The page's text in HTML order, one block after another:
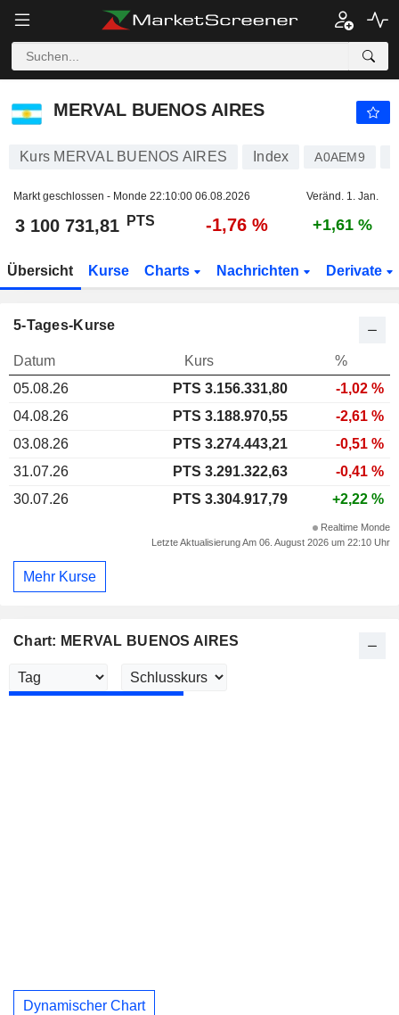
MERVAL BUENOS AIRES
Kurs MERVAL BUENOS AIRES Index A0AEM9
Markt geschlossen - Monde 22:10:00 06.08.2026 Veränd. 1. Jan.
3 100 731,81 PTS -1,76 % +1,61 %
Übersicht Kurse Charts Nachrichten Derivate
Chart: MERVAL BUENOS AIRES
Dynamischer Chart
5-Tages-Kurse
Datum Kurs
%
05.08.26
PTS 3.156.331,80
-1,02 %
04.08.26
PTS 3.188.970,55
-2,61 %
03.08.26
PTS 3.274.443,21
-0,51 %
31.07.26
PTS 3.291.322,63
-0,41 %
30.07.26
PTS 3.304.917,79 +2,22 %
Realtime Monde
Letzte Aktualisierung Am 06. August 2026 um 22:10 Uhr
Mehr Kurse